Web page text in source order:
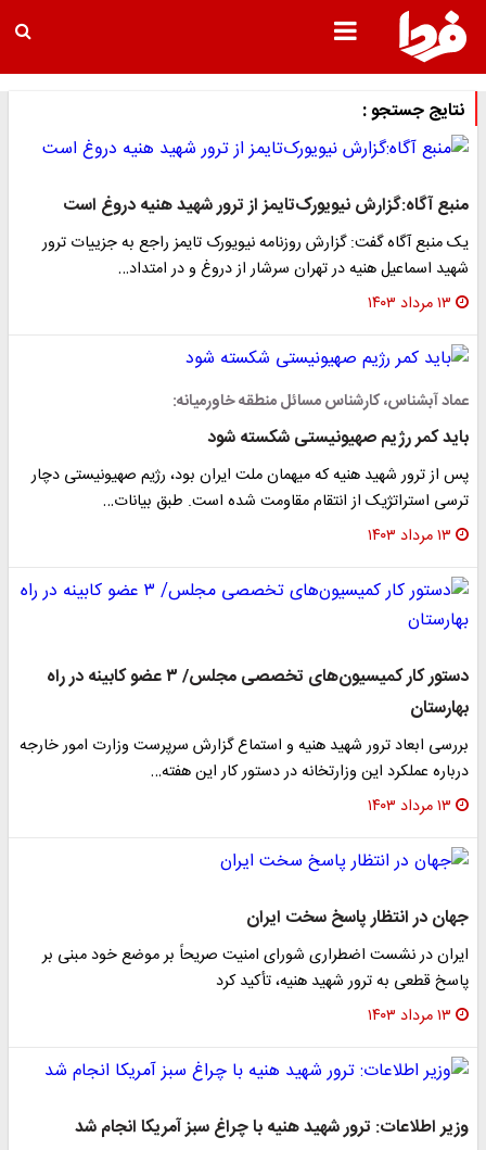
نتایج جستجو :
منبع آگاه:گزارش نیویورک‌تایمز از ترور شهید هنیه دروغ است
یک منبع آگاه گفت: گزارش روزنامه نیویورک تایمز راجع به جزییات ترور
شهید اسماعیل هنیه در تهران سرشار از دروغ و در امتداد…
۱۳ مرداد ۱۴۰۳
عماد آبشناس، کارشناس مسائل منطقه خاورمیانه:
باید کمر رژیم صهیونیستی شکسته شود
پس از ترور شهید هنیه که میهمان ملت ایران بود، رژیم صهیونیستی دچار
ترسی استراتژیک از انتقام مقاومت شده است. طبق بیانات…
۱۳ مرداد ۱۴۰۳
دستور کار کمیسیون‌های تخصصی مجلس/ ۳ عضو کابینه در راه
بهارستان
بررسی ابعاد ترور شهید هنیه و استماع گزارش سرپرست وزارت امور خارجه
درباره عملکرد این وزارتخانه در دستور کار این هفته…
۱۳ مرداد ۱۴۰۳
جهان در انتظار پاسخ سخت ایران
ایران در نشست اضطراری شورای امنیت صریحاً بر موضع خود مبنی بر
پاسخ قطعی به ترور شهید هنیه، تأکید کرد
۱۳ مرداد ۱۴۰۳
وزیر اطلاعات: ترور شهید هنیه با چراغ سبز آمریکا انجام شد